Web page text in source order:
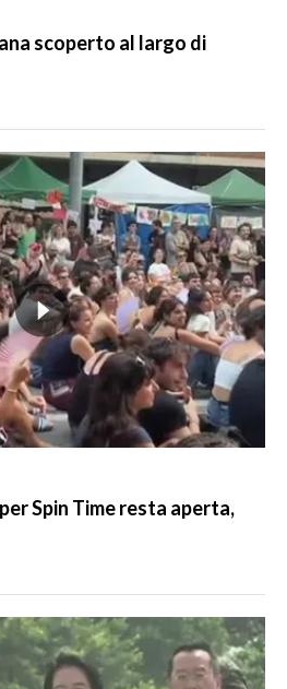
scoperto al largo di
Spin Time resta aperta,